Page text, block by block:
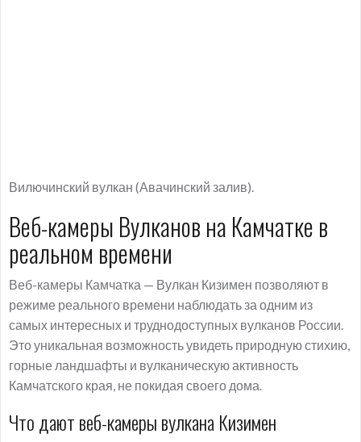
Вилючинский вулкан (Авачинский залив).
Веб-камеры Вулканов на Камчатке в
реальном времени
Веб-камеры Камчатка — Вулкан Кизимен позволяют в
режиме реального времени наблюдать за одним из
самых интересных и труднодоступных вулканов России.
Это уникальная возможность увидеть природную стихию,
горные ландшафты и вулканическую активность
Камчатского края, не покидая своего дома.
Что дают веб-камеры вулкана Кизимен